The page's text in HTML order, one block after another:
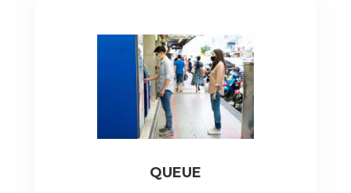
QUEUE